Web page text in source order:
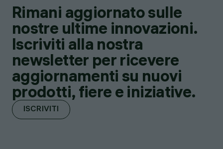
Rimani aggiornato sulle
nostre ultime innovazioni.
Iscriviti alla nostra
newsletter per ricevere
aggiornamenti su nuovi
prodotti, fiere e iniziative.
ISCRIVITI